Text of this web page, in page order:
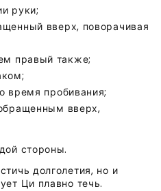
руки;
вверх, поворачивая
правый также;
время пробивания;
вверх,
стороны.
долголетия, но и
Ци плавно течь.